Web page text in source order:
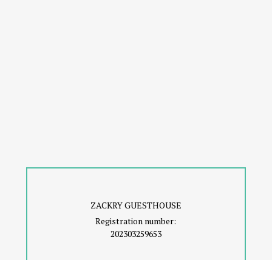
ZACKRY GUESTHOUSE
Registration number:
202303259653